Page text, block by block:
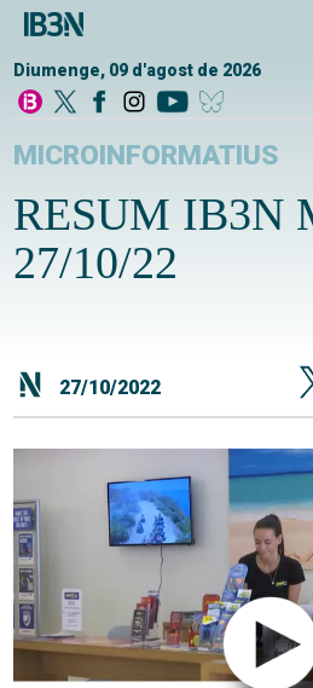
Diumenge, 09 d'agost de 2026
MICROINFORMATIUS
RESUM IB3N
27/10/22
27/10/2022